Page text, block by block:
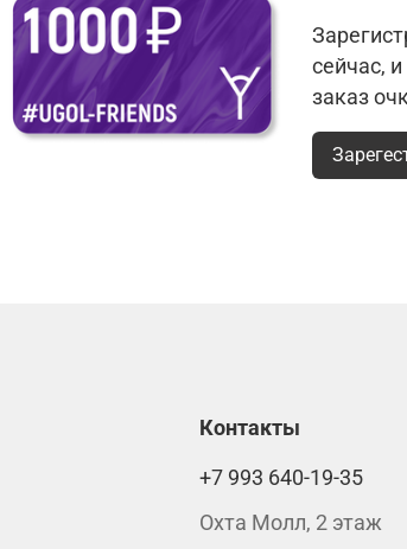
сейчас,
заказ
Контакты
+7 993 640-19-35
Охта Молл, 2 этаж